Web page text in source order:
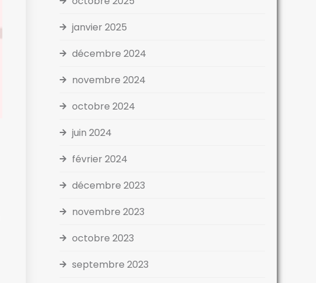
janvier 2025
décembre 2024
novembre 2024
octobre 2024
juin 2024
février 2024
décembre 2023
novembre 2023
octobre 2023
septembre 2023